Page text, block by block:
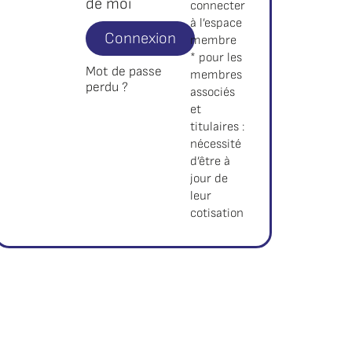
de moi
Connexion
Mot de passe
perdu ?
connecter
à l’espace
membre
* pour les
membres
associés
et
titulaires :
nécessité
d’être à
jour de
leur
cotisation